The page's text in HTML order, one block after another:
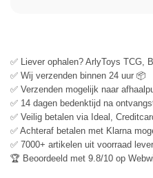
✅ Liever ophalen? ArlyToys TCG,
✅ Wij verzenden binnen 24 uur 📦
✅ Verzenden mogelijk naar
✅ 14 dagen bedenktijd na
✅ Veilig betalen via Ideal,
✅ Achteraf betalen met Klarna
✅ 7000+ artikelen uit voorraad
🏆 Beoordeeld met 9.8/10 op